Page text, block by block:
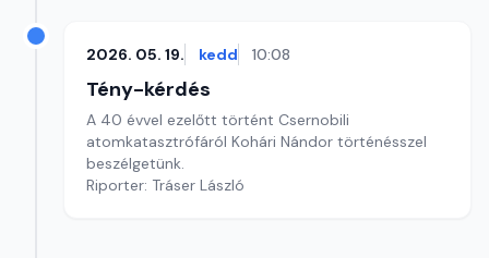
2026. 05. 19. kedd 10:08
Tény-kérdés
A 40 évvel ezelőtt történt Csernobili
atomkatasztrófáról Kohári Nándor történésszel
beszélgetünk.
Riporter: Tráser László